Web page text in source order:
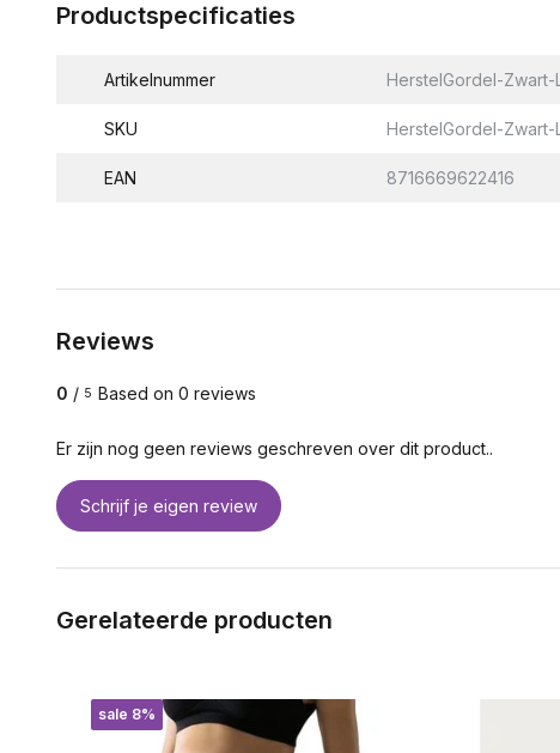
Productspecificaties
Artikelnummer HerstelGordel-Zwart-L
SKU HerstelGordel-Zwart-L
EAN 8716669622416
Reviews
0 / 5 Based on 0 reviews
Er zijn nog geen reviews geschreven over dit product..
Schrijf je eigen review
Gerelateerde producten
sale 8%